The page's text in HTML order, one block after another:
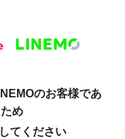
のお客様であ
め
てください